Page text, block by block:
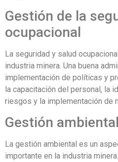
Gestión de la
ocupacional
La seguridad y salud
industria minera. Una buena
implementación de políticas y
la capacitación del personal, la
riesgos y la implementación de
Gestión ambiental
La gestión ambiental es un
importante en la industria